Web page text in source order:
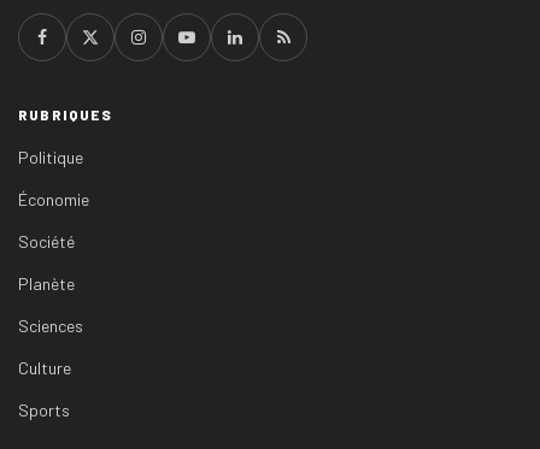
RUBRIQUES
Politique
Économie
Société
Planète
Sciences
Culture
Sports